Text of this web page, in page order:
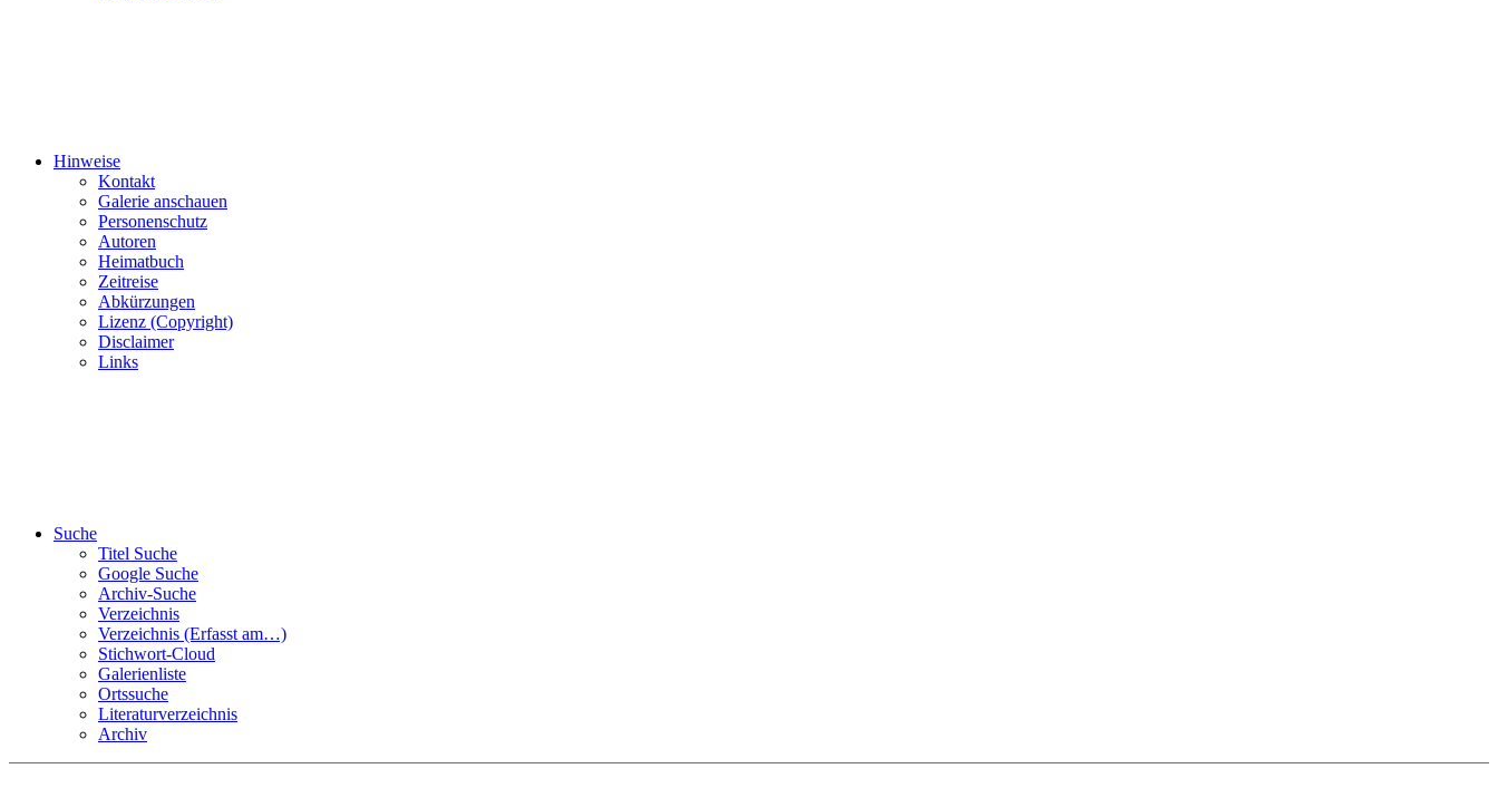
Hinweise
Kontakt
Galerie anschauen
Personenschutz
Autoren
Heimatbuch
Zeitreise
Abkürzungen
Lizenz (Copyright)
Disclaimer
Links
Suche
Titel Suche
Google Suche
Archiv-Suche
Verzeichnis
Verzeichnis (Erfasst am…)
Stichwort-Cloud
Galerienliste
Ortssuche
Literaturverzeichnis
Archiv